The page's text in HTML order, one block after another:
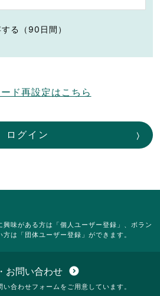
る（90日間）
ド再設定はこちら
ログイン
興味がある方は「個人ユーザー登録」、ボラン
は「団体ユーザー登録」ができます。
お問い合わせ expand_circle_down
合わせフォームをご用意しています。